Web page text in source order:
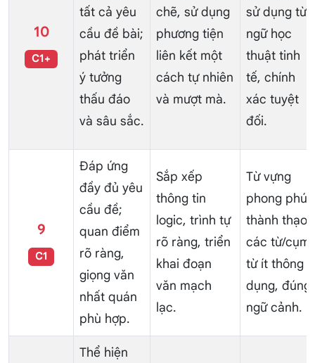
10
C1+
tất cả yêu
cầu đề bài;
phát triển
ý tưởng
thấu đáo
và sâu sắc.
chẽ, sử dụng
phương tiện
liên kết một
cách tự nhiên
và mượt mà.
sử dụng từ
ngữ học
thuật tinh
tế, chính
xác tuyệt
đối.
9
C1
Đáp ứng
đầy đủ yêu
cầu đề;
quan điểm
rõ ràng,
giọng văn
nhất quán
phù hợp.
Sắp xếp
thông tin
logic, trình tự
rõ ràng, triển
khai đoạn
văn mạch
lạc.
Từ vựng
phong phú,
thành thạo
các từ/cụm
từ ít thông
dụng, đúng
ngữ cảnh.
Thể hiện